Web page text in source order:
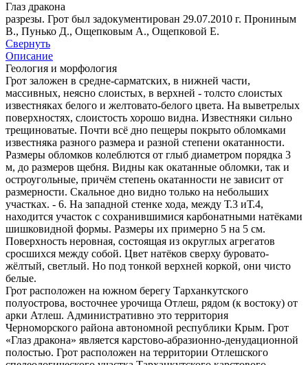
Глаз дракона
разрезы. Грот был задокументирован 29.07.2010 г. Прониным
В., Пунько Д., Ощепковым А., Ощепковой Е.
Свернуть
Описание
Геология и морфология
Грот заложен в средне-сарматских, в нижней части,
массивных, неясно слоистых, в верхней - толсто слоистых
известняках белого и желтовато-белого цвета. На выветрелых
поверхностях, слоистость хорошо видна. Известняки сильно
трещиноватые. Почти всё дно пещеры покрыто обломками
известняка разного размера и разной степени окатанности.
Размеры обломков колеблются от глыб диаметром порядка 3
м, до размеров щебня. Видны как окатанные обломки, так и
остроугольные, причём степень окатанности не зависит от
размерности. Скальное дно видно только на небольших
участках. - 6. На западной стенке хода, между Т.3 иТ.4,
находится участок с сохранившимися карбонатными натёками
шишковидной формы. Размеры их примерно 5 на 5 см.
Поверхность неровная, состоящая из округлых агрегатов
сросшихся между собой. Цвет натёков сверху буровато-
жёлтый, светлый. Но под тонкой верхней коркой, они чисто
белые.
Грот расположен на южном берегу Тарханкутского
полуострова, восточнее урочища Отлеш, рядом (к востоку) от
арки Атлеш. Административно это территория
Черноморского района автономной республики Крым. Грот
«Глаз дракона» является карстово-абразионно-денудационной
полостью. Грот расположен на территории Отлешского